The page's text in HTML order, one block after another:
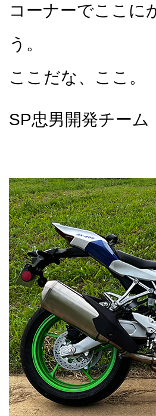
コーナーでここに
う。
ここだな、ここ。
SP忠男開発チーム